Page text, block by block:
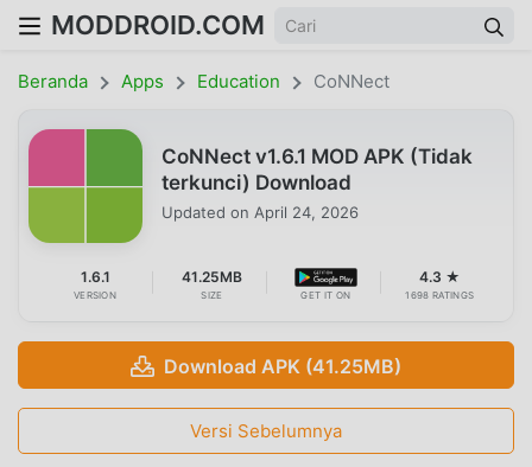
MODDROID.COM
Beranda Apps Education CoNNect
CoNNect v1.6.1 MOD APK (Tidak
terkunci) Download
Updated on April 24, 2026
1.6.1
VERSION
41.25MB
SIZE GET IT ON
4.3 ★
1698 RATINGS
Download APK (41.25MB)
Versi Sebelumnya